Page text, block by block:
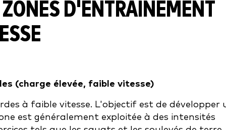
D'ENTRAÎNEMENT
(charge élevée, faible vitesse)
à faible vitesse. L'objectif est de développer
est généralement exploitée à des intensités